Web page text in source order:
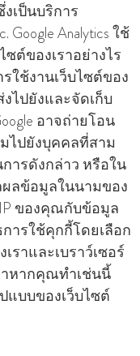
งเป็นบริการ
Analytics ใช้
ซต์ของเราอย่างไร
ใช้งานเว็บไซต์ของ
ไปยังและจัดเก็บ
อาจถ่ายโอน
มไปยังบุคคลที่สาม
ารดังกล่าว หรือใน
ลข้อมูลในนามของ
IP ของคุณกับข้อมูล
ารใช้คุกกี้โดยเลือก
ราและเบราว์เซอร์
หากคุณทําเช่นนี้
บบของเว็บไซต์